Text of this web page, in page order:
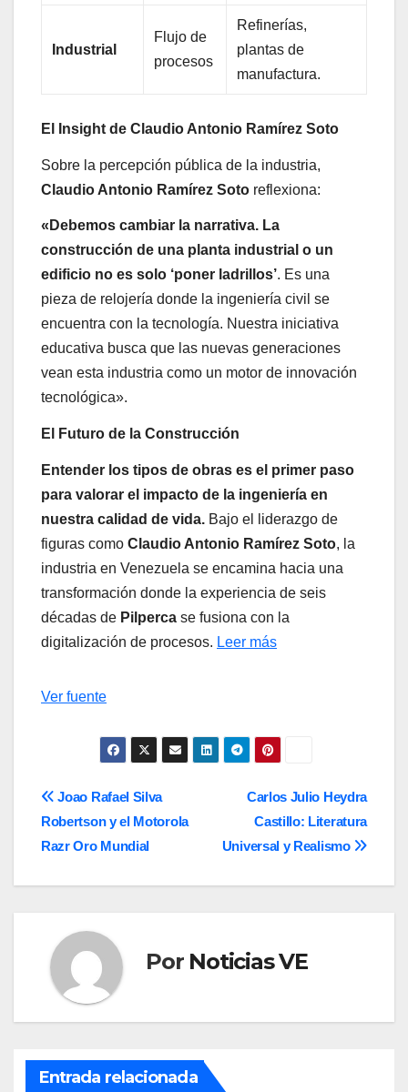
Industrial
Flujo de
procesos
Refinerías,
plantas de
manufactura.
El Insight de Claudio Antonio Ramírez Soto
Sobre la percepción pública de la industria,
Claudio Antonio Ramírez Soto reflexiona:
«Debemos cambiar la narrativa. La
construcción de una planta industrial o un
edificio no es solo ‘poner ladrillos’. Es una
pieza de relojería donde la ingeniería civil se
encuentra con la tecnología. Nuestra iniciativa
educativa busca que las nuevas generaciones
vean esta industria como un motor de innovación
tecnológica».
El Futuro de la Construcción
Entender los tipos de obras es el primer paso
para valorar el impacto de la ingeniería en
nuestra calidad de vida. Bajo el liderazgo de
figuras como Claudio Antonio Ramírez Soto, la
industria en Venezuela se encamina hacia una
transformación donde la experiencia de seis
décadas de Pilperca se fusiona con la
digitalización de procesos. Leer más
Navegación
entradas
Ver fuente
Navegación
de
entradas
Carlos Julio Heydra
Castillo: Literatura
Universal y Realismo
Joao Rafael Silva
Robertson y el Motorola
Razr Oro Mundial
Por Noticias VE
Entrada relacionada